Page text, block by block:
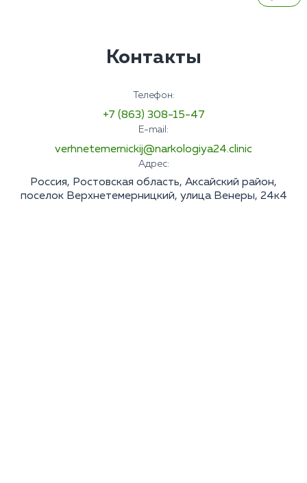
Контакты
Телефон:
+7 (863) 308-15-47
E-mail:
verhnetemernickij@narkologiya24.clinic
Адрес:
Россия, Ростовская область, Аксайский район,
поселок Верхнетемерницкий, улица Венеры, 24к4